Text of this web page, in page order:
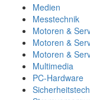
Medien
Messtechnik
Motoren &
Motoren &
Motoren &
Multimedia
PC-Hardware